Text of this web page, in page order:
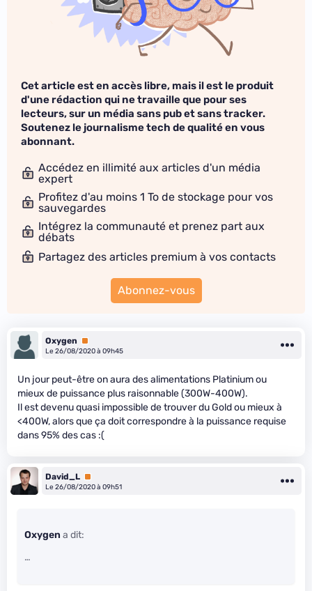
Cet article est en accès libre, mais il est le produit
d'une rédaction qui ne travaille que pour ses
lecteurs, sur un média sans pub et sans tracker.
Soutenez le journalisme tech de qualité en vous
abonnant.
Accédez en illimité aux articles d'un média
expert
Profitez d'au moins 1 To de stockage pour vos
sauvegardes
Intégrez la communauté et prenez part aux
débats
Partagez des articles premium à vos contacts
Abonnez-vous
Oxygen
Premium
Le 26/08/2020 à 09h45
Un jour peut-être on aura des alimentations Platinium ou
mieux de puissance plus raisonnable (300W-400W).
Il est devenu quasi impossible de trouver du Gold ou mieux à
<400W, alors que ça doit correspondre à la puissance requise
dans 95% des cas :(
David_L Premium
Le 26/08/2020 à 09h51
Oxygen a dit:
…